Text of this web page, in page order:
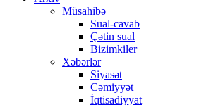
Müsahibə
Sual-cavab
Çətin sual
Bizimkiler
Xəbərlər
Siyasət
Cəmiyyət
İqtisadiyyat